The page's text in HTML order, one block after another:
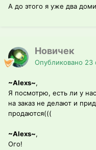
А до этого я уже два
Новичек
Опубликовано 23
~Alexs~,
Я посмотрю, есть ли у
на заказ не делают и
продаются(((
~Alexs~,
Ого!